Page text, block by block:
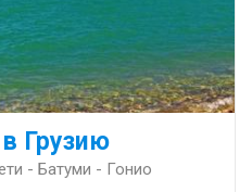
Грузию
- Батуми - Гонио